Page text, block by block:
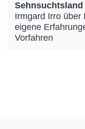
Sehnsuchtsland
Irmgard Irro über
eigene
Vorfahren